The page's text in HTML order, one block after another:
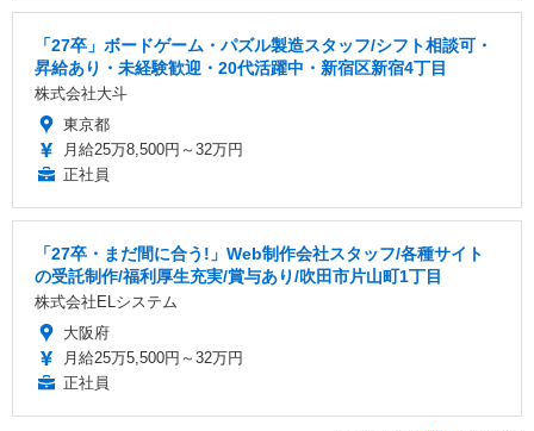
「27卒」ボードゲーム・パズル製造スタッフ/シフト相談可・
昇給あり・未経験歓迎・20代活躍中・新宿区新宿4丁目
株式会社大斗
東京都
月給25万8,500円～32万円
正社員
「27卒・まだ間に合う!」Web制作会社スタッフ/各種サイト
の受託制作/福利厚生充実/賞与あり/吹田市片山町1丁目
株式会社ELシステム
大阪府
月給25万5,500円～32万円
正社員